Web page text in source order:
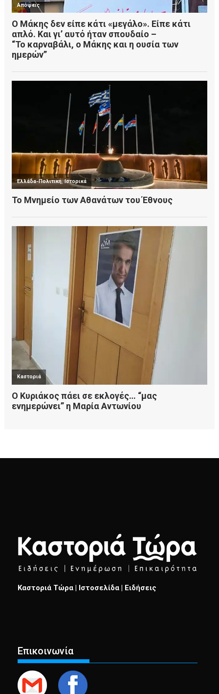
Καστοριά Τώρα | Ιστοσελίδα | Ειδήσεις
Επικοινωνία